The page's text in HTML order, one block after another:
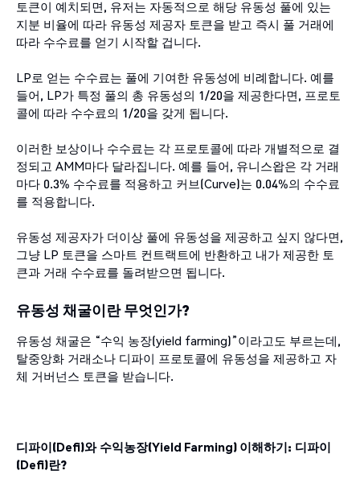
토큰이 예치되면, 유저는 자동적으로 해당 유동성 풀에 있는
지분 비율에 따라 유동성 제공자 토큰을 받고 즉시 풀 거래에
따라 수수료를 얻기 시작할 겁니다.
LP로 얻는 수수료는 풀에 기여한 유동성에 비례합니다. 예를
들어, LP가 특정 풀의 총 유동성의 1/20을 제공한다면, 프로토
콜에 따라 수수료의 1/20을 갖게 됩니다.
이러한 보상이나 수수료는 각 프로토콜에 따라 개별적으로 결
정되고 AMM마다 달라집니다. 예를 들어, 유니스왑은 각 거래
마다 0.3% 수수료를 적용하고 커브(Curve)는 0.04%의 수수료
를 적용합니다.
유동성 제공자가 더이상 풀에 유동성을 제공하고 싶지 않다면,
그냥 LP 토큰을 스마트 컨트랙트에 반환하고 내가 제공한 토
큰과 거래 수수료를 돌려받으면 됩니다.
유동성 채굴이란 무엇인가?
유동성 채굴은 “수익 농장(yield farming)”이라고도 부르는데,
탈중앙화 거래소나 디파이 프로토콜에 유동성을 제공하고 자
체 거버넌스 토큰을 받습니다.
디파이(Defi)와 수익농장(Yield Farming) 이해하기: 디파이
(Defi)란?